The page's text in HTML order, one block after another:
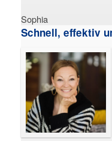
Sophia
Schnell, effektiv